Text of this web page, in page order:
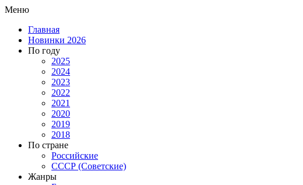
Меню
Главная
Новинки 2026
По году
2025
2024
2023
2022
2021
2020
2019
2018
По стране
Российские
СССР (Советские)
Жанры